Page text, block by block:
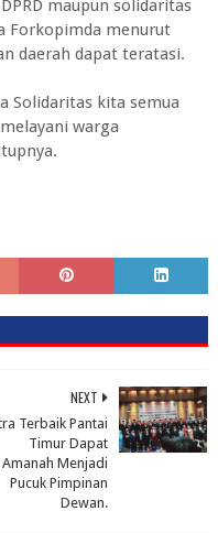
maupun solidaritas
Forkopimda menurut
daerah dapat teratasi.
Solidaritas kita semua
warga
NEXT
Terbaik Pantai
Timur Dapat
Amanah Menjadi
Pucuk Pimpinan
Dewan.